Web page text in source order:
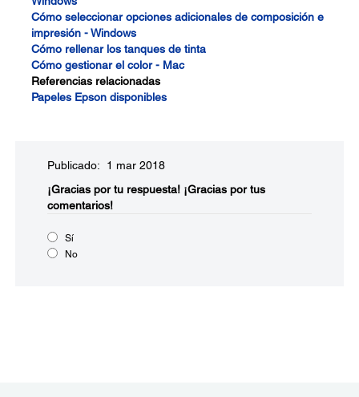
Cómo seleccionar opciones adicionales de composición e
impresión - Windows
Cómo rellenar los tanques de tinta
Cómo gestionar el color - Mac
Referencias relacionadas
Papeles Epson disponibles
Publicado: 1 mar 2018
¡Gracias por tu respuesta! ¡Gracias por tus
comentarios!
Sí
No